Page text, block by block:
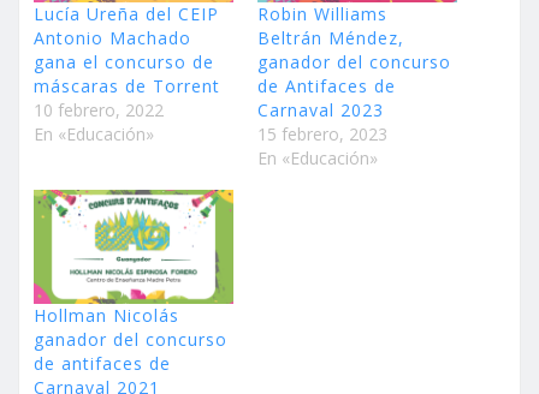
Lucía Ureña del CEIP
Antonio Machado
gana el concurso de
máscaras de Torrent
10 febrero, 2022
En «Educación»
Robin Williams
Beltrán Méndez,
ganador del concurso
de Antifaces de
Carnaval 2023
15 febrero, 2023
En «Educación»
Hollman Nicolás
ganador del concurso
de antifaces de
Carnaval 2021